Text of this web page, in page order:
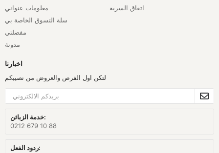
معلومات عنواني
سلة التسوق الخاصة بي
مفضلتي
مدونة
اتفاق السرية
اخبارنا
لتكن اول الفرص والعروض من نصيبكم
خدمة الزبائن:
0212 679 10 88
ردود الفعل: